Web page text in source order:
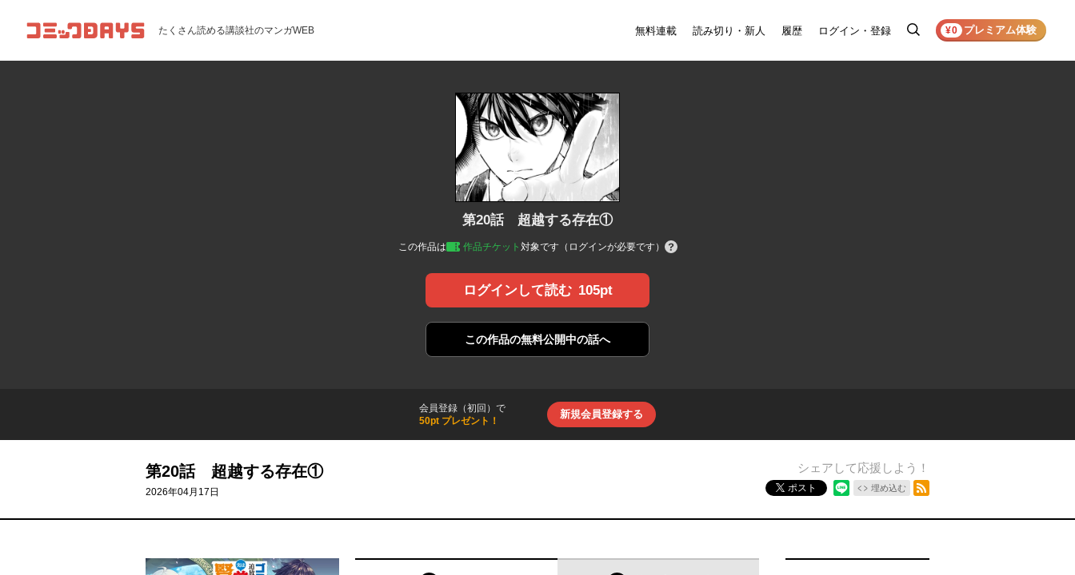
コミックDAYS たくさん読める講談社のマンガWEB 無料連載 読み切り・新人 履歴 ログイン・登録
検
¥0 プレミアム体験
第20話 超越する存在①
この作品は 作品チケット 対象です（ログインが必要です）
ログインして読む 105pt
この作品の無料公開中の話へ
会員登録（初回）で
50pt プレゼント！
新規会員登録する
第20話 超越する存在①
2026年04月17日
シェアして応援しよう！
ポスト 埋め込む